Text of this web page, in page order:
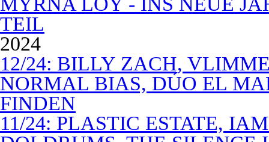
TEIL
2024
12/24: BILLY ZACH,
NORMAL BIAS, DÚO EL
FINDEN
11/24: PLASTIC ESTATE,